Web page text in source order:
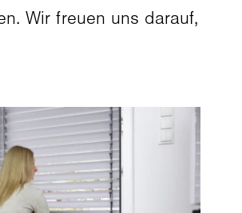
Wir freuen uns darauf,